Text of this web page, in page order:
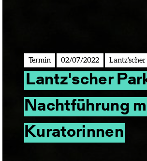
Termin 02/07/2022
Lantz'scher
Nachtführung
Kuratorinnen